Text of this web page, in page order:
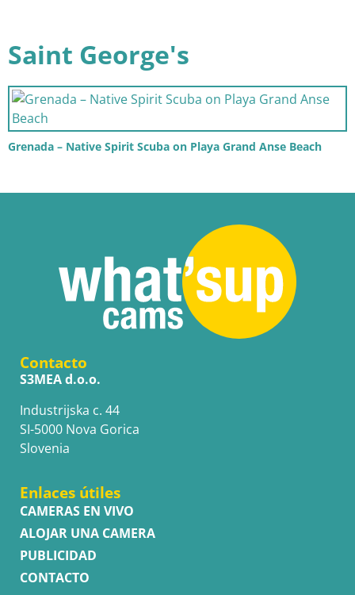
Saint George's
Grenada – Native Spirit Scuba on Playa Grand Anse Beach
Contacto
S3MEA d.o.o.
Industrijska c. 44
SI-5000 Nova Gorica
Slovenia
Enlaces útiles
CAMERAS EN VIVO
ALOJAR UNA CAMERA
PUBLICIDAD
CONTACTO